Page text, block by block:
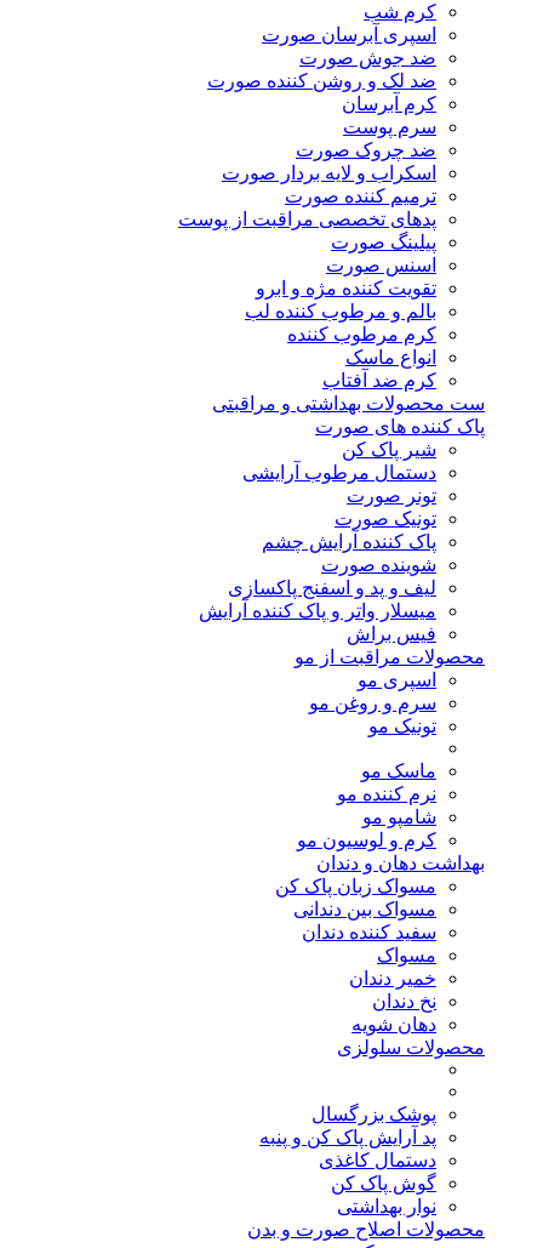
کرم شب
اسپری آبرسان صورت
ضد جوش صورت
ضد لک و روشن کننده صورت
کرم آبرسان
سرم پوست
ضد چروک صورت
اسکراب و لایه بردار صورت
ترمیم کننده صورت
پدهای تخصصی مراقبت از پوست
پیلینگ صورت
اسنس صورت
تقویت کننده مژه و ابرو
بالم و مرطوب کننده لب
کرم مرطوب کننده
انواع ماسک
کرم ضد آفتاب
ست محصولات بهداشتی و مراقبتی
پاک کننده های صورت
شیر پاک کن
دستمال مرطوب آرایشی
تونر صورت
تونیک صورت
پاک کننده آرایش چشم
شوینده صورت
لیف و پد و اسفنج پاکسازی
میسلار واتر و پاک کننده آرایش
فیس براش
محصولات مراقبت از مو
اسپری مو
سرم و روغن مو
تونیک مو
ماسک مو
نرم کننده مو
شامپو مو
کرم و لوسیون مو
بهداشت دهان و دندان
مسواک زبان پاک کن
مسواک بین دندانی
سفید کننده دندان
مسواک
خمیر دندان
نخ دندان
دهان شویه
محصولات سلولزی
پوشک بزرگسال
پد آرایش پاک کن و پنبه
دستمال کاغذی
گوش پاک کن
نوار بهداشتی
محصولات اصلاح صورت و بدن